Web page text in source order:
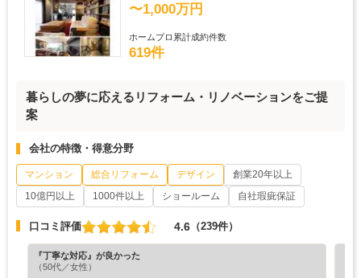
〜1,000万円
ホームプロ累計成約件数
619件
暮らしの夢に応えるリフォーム・リノベーションをご提
案
会社の特徴・得意分野
マンション 総合リフォーム デザイン
創業20年以上
10億円以上
1000件以上 ショールーム 自社瑕疵保証
口コミ評価 4.6 （239件）
『丁寧な対応』が良かった
（50代／女性）